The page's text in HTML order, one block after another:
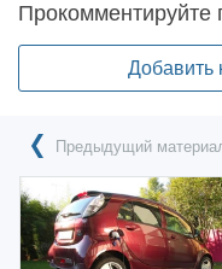
Прокомментируйте
Добавить
Предыдущий